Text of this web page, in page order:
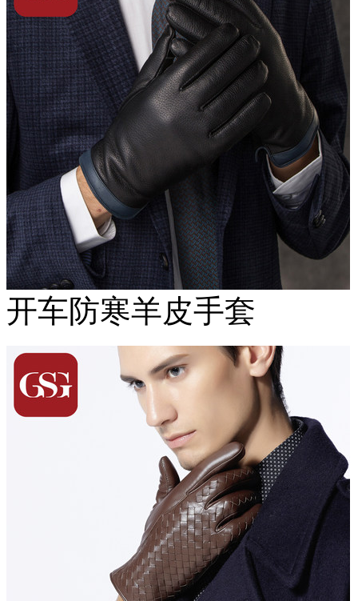
开车防寒羊皮手套